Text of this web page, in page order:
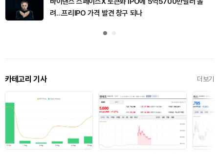
려…프리IPO 가격 발견 창구 되나
카테고리 기사 더보기